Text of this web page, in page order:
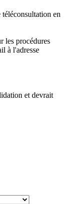
en
les procédures
à l'adresse
et devrait